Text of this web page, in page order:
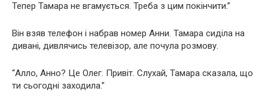
Тепер Тамара не вгамується. Треба з цим покінчити.”
Він взяв телефон і набрав номер Анни. Тамара сиділа на
дивані, дивлячись телевізор, але почула розмову.
“Алло, Анно? Це Олег. Привіт. Слухай, Тамара сказала, що
ти сьогодні заходила.”